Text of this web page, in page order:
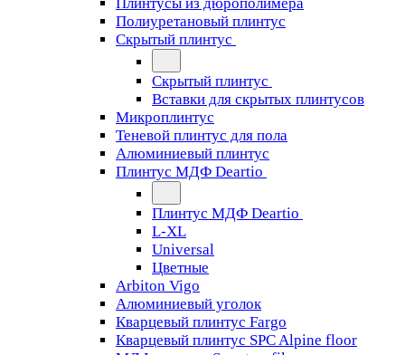
Полиуретановый плинтус
Скрытый плинтус
Скрытый плинтус
Вставки для скрытых плинтусов
Микроплинтус
Теневой плинтус для пола
Алюминиевый плинтус
Плинтус МДФ Deartio
Плинтус МДФ Deartio
L-XL
Universal
Цветные
Arbiton Vigo
Алюминиевый уголок
Кварцевый плинтус Fargo
Кварцевый плинтус SPC Alpine floor